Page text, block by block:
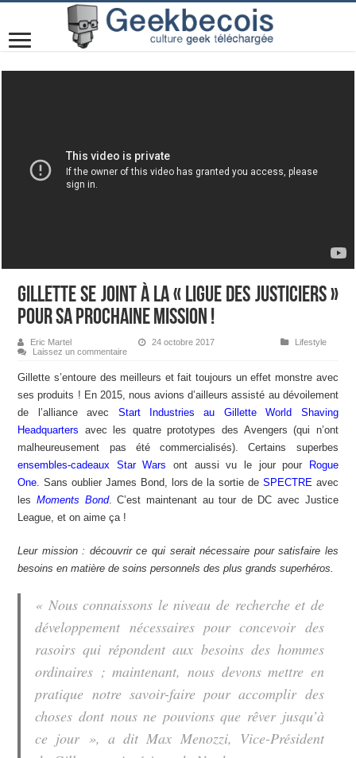
Gillette se joint à la « Ligue des justiciers »
pour sa prochaine mission !
Eric Martel 24 octobre 2017
Lifestyle
Laissez un commentaire
Gillette s’entoure des meilleurs et fait toujours un effet monstre avec
ses produits ! En 2015, nous avions d’ailleurs assisté au dévoilement
de l’alliance avec Start Industries au Gillette World Shaving
Headquarters avec les quatre prototypes des Avengers (qui n’ont
malheureusement pas été commercialisés). Certains superbes
ensembles-cadeaux Star Wars ont aussi vu le jour pour
Rogue
One. Sans oublier James Bond, lors de la sortie de SPECTREavec
les Moments Bond. C’est maintenant au tour de DC avec Justice
League, et on aime ça !
Leur mission : découvrir ce qui serait nécessaire pour satisfaire les
besoins en matière de soins personnels des plus grands superhéros.
« Nous connaissons le niveau de recherche et de
développement nécessaires pour concevoir des
rasoirs qui répondent aux besoins des hommes
ordinaires ; maintenant, nous devons mettre en
pratique notre savoir-faire pour accomplir des
choses dont nous ne pouvions que rêver jusqu’à
ce jour », a dit Max Menozzi, Vice-Président